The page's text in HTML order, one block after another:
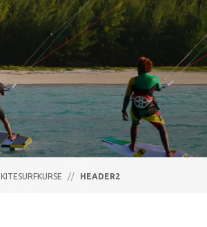
KITESURFKURSE // HEADER2